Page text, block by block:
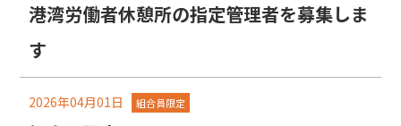
港湾労働者休憩所の指定管理者を募集しま
す
2026年04月01日 組合員限定